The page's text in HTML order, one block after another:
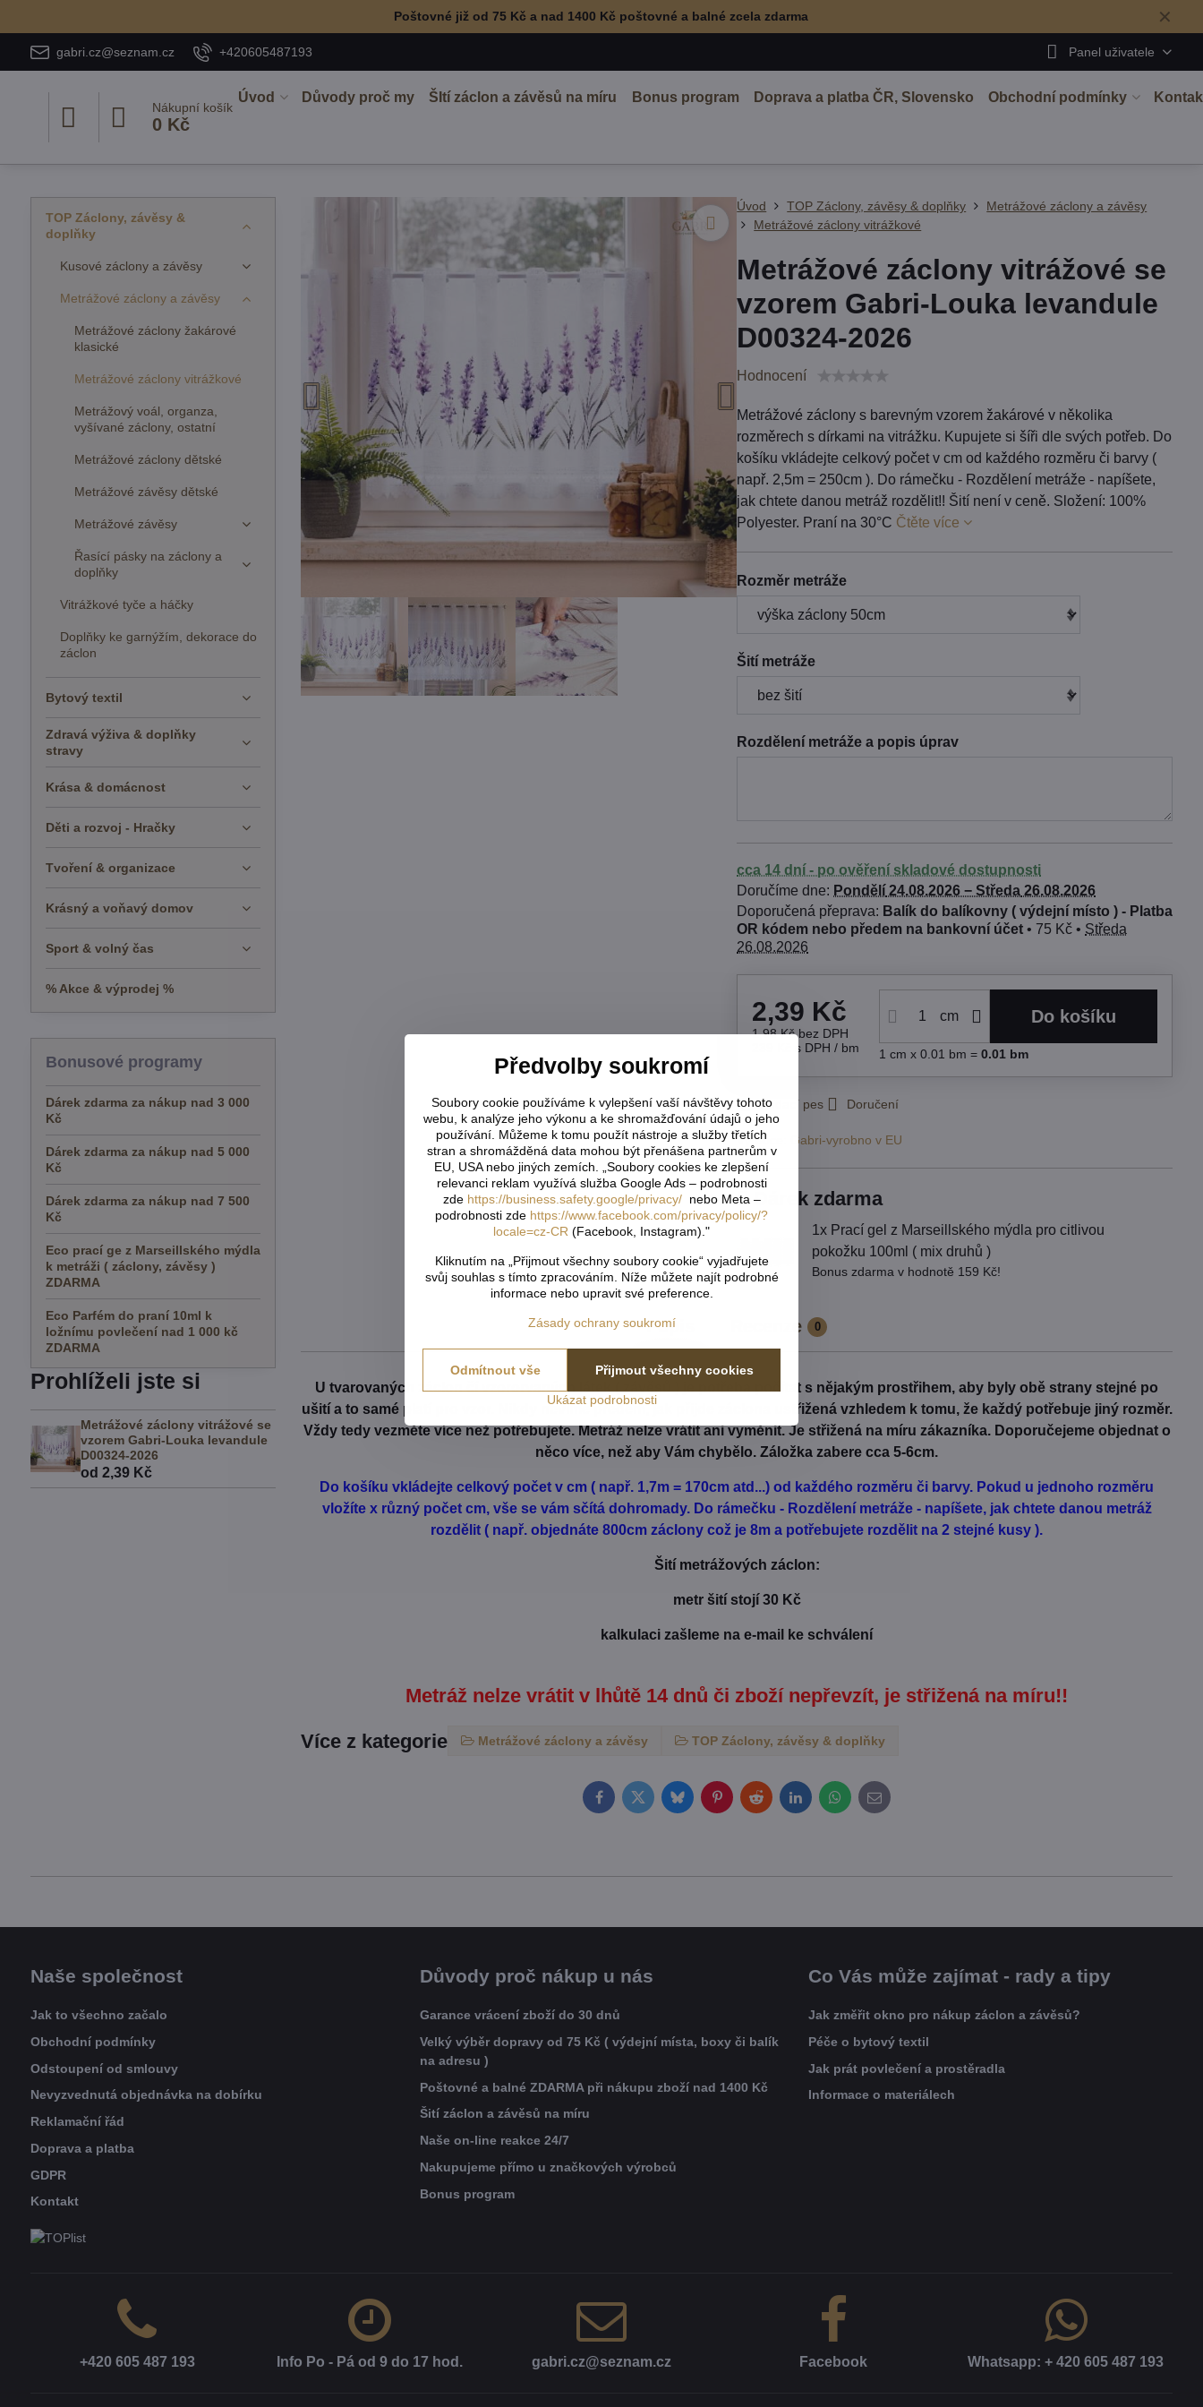
✕
Poštovné již od 75 Kč a nad 1400 Kč poštovné a balné zcela zdarma
gabri.cz@seznam.cz +420605487193 Panel uživatele
Nákupní košík
0 Kč
Úvod Důvody proč my ŠItí záclon a závěsů na míru Bonus program Doprava a platba ČR, Slovensko Obchodní podmínky
Úvod TOP Záclony, závěsy & doplňky
Metrážové záclony a závěsy
Metrážové záclony vitrážkové
Metrážové záclony vitrážové se
vzorem Gabri-Louka levandule
D00324-2026
Hodnocení
Metrážové záclony s barevným vzorem žakárové v několika
rozměrech s dírkami na vitrážku. Kupujete si šíři dle svých potřeb. Do
košíku vkládejte celkový počet v cm od každého rozměru či barvy (
např. 2,5m = 250cm ). Do rámečku - Rozdělení metráže - napíšete,
jak chtete danou metráž rozdělit!! Šití není v ceně. Složení: 100%
Polyester. Praní na 30°C Čtěte více
Rozměr metráže
Šití metráže
Rozdělení metráže a popis úprav
cca 14 dní - po ověření skladové dostupnosti
Doručíme dne: Pondělí 24.08.2026 −Středa 26.08.2026
Balík do balíkovny ( výdejní místo ) - Platba
OR kódem nebo předem na bankovní účet• 75 Kč • Středa
26.08.2026
2,39 Kč
1,98 Kčbez DPH
s DPH / bm
cm Do košíku
1 cm x 0.01 bm = 0.01 bm
Hlídací pes Doručení
Výrobce: Gabri-vyrobno v EU
Dárek zdarma
1x Prací gel z Marseillského mýdla pro citlivou
pokožku 100ml ( mix druhů )
Bonus zdarma v hodnotě 159 Kč!
Popis Recenze 0
U tvarovaných záclon čí vzororvaných látek ( závěsů ) je potřeba počítat s nějakým prostřihem, aby byly obě strany stejné po
ušití a to samé platí pro vzor. Nikdy nevíme předem, jak přijde záclona ustřižená vzhledem k tomu, že každý potřebuje jiný rozměr.
Vždy tedy vezměte více než potřebujete. Metráž nelze vrátit ani vyměnit. Je střižená na míru zákazníka. Doporučejeme objednat o
něco více, než aby Vám chybělo. Záložka zabere cca 5-6cm.
Do košíku vkládejte celkový počet v cm ( např. 1,7m = 170cm atd...) od každého rozměru či barvy. Pokud u jednoho rozměru
vložíte x různý počet cm, vše se vám sčítá dohromady. Do rámečku - Rozdělení metráže - napíšete, jak chtete danou metráž
rozdělit ( např. objednáte 800cm záclony což je 8m a potřebujete rozdělit na 2 stejné kusy ).
Šití metrážových záclon:
metr šití stojí 30 Kč
kalkulaci zašleme na e-mail ke schválení
Metráž nelze vrátit v lhůtě 14 dnů či zboží nepřevzít, je střižená na míru!!
Více z kategorie Metrážové záclony a závěsy TOP Záclony, závěsy & doplňky
FacebookTwitterBlueskyPinterestRedditLinkedInWhatsApp
E-
mail
TOP Záclony, závěsy &
doplňky
Kusové záclony a závěsy
Metrážové záclony a závěsy
Metrážové záclony žakárové
klasické
Metrážové záclony vitrážkové
Metrážový voál, organza,
vyšívané záclony, ostatní
Metrážové záclony dětské
Metrážové závěsy dětské
Metrážové závěsy
Řasící pásky na záclony a
doplňky
Vitrážkové tyče a háčky
Doplňky ke garnýžím, dekorace do
záclon
Bytový textil
Zdravá výživa & doplňky
stravy
Krása & domácnost
Děti a rozvoj - Hračky
Tvoření & organizace
Krásný a voňavý domov
Sport & volný čas
% Akce & výprodej %
Bonusové programy
Dárek zdarma za nákup nad 3 000
Kč
Dárek zdarma za nákup nad 5 000
Kč
Dárek zdarma za nákup nad 7 500
Kč
Eco prací ge z Marseillského mýdla
k metráži ( záclony, závěsy )
ZDARMA
Eco Parfém do praní 10ml k
ložnímu povlečení nad 1 000 kč
ZDARMA
Prohlíželi jste si
Metrážové záclony vitrážové se
vzorem Gabri-Louka levandule
D00324-2026
od 2,39 Kč
Naše společnost
Jak to všechno začalo
Obchodní podmínky
Odstoupení od smlouvy
Nevyzvednutá objednávka na dobírku
Reklamační řád
Doprava a platba
GDPR
Kontakt
Důvody proč nákup u nás
Garance vrácení zboží do 30 dnů
Velký výběr dopravy od 75 Kč ( výdejní místa, boxy či balík
na adresu )
Poštovné a balné ZDARMA při nákupu zboží nad 1400 Kč
Šití záclon a závěsů na míru
Naše on-line reakce 24/7
Nakupujeme přímo u značkových výrobců
Bonus program
Co Vás může zajímat - rady a tipy
Jak změřit okno pro nákup záclon a závěsů?
Péče o bytový textil
Jak prát povlečení a prostěradla
Informace o materiálech
+420 605 487 193 Info Po - Pá od 9 do 17 hod​. gabri​.cz​@seznam​.cz Facebook Whatsapp: + 420 605 487 193
Předvolby soukromí
Soubory cookie používáme k vylepšení vaší návštěvy tohoto
webu, k analýze jeho výkonu a ke shromažďování údajů o jeho
používání. Můžeme k tomu použít nástroje a služby třetích
stran a shromážděná data mohou být přenášena partnerům v
EU, USA nebo jiných zemích. „Soubory cookies ke zlepšení
relevanci reklam využívá služba Google Ads – podrobnosti
zde https://business.safety.google/privacy/nebo Meta –
podrobnosti zde https://www.facebook.com/privacy/policy/?
locale=cz-CR (Facebook, Instagram)."
Kliknutím na „Přijmout všechny soubory cookie“ vyjadřujete
svůj souhlas s tímto zpracováním. Níže můžete najít podrobné
informace nebo upravit své preference.
Zásady ochrany soukromí
Ukázat podrobnosti
Přijmout všechny cookies
Odmítnout vše